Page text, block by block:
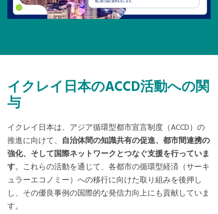
Korea Office
Secretariat
Southeast Asia Secretariat
South America Secretariat
USA Office
イクレイ日本のACCD活動への関
与
イクレイ日本は、アジア循環型都市宣言制度（ACCD）の
推進に向けて、 自治体間の知識共有の促進、都市間連携の
強化、そして国際ネットワークとつなぐ支援を行っていま
す。これらの活動を通じて、各都市の循環型経済（サーキ
ュラーエコノミー）への移行に向けた取り組みを後押し
し、その優良事例の国際的な発信力向上にも貢献していま
す。